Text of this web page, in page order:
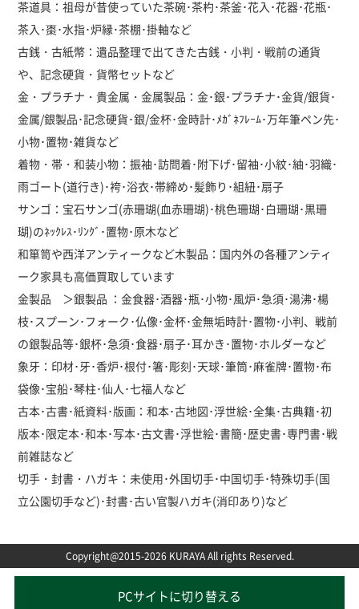
茶道具：祖母が昔使っていた茶碗･茶杓･茶釜･花入･花器･花瓶･
茶入･棗･水指･炉縁･茶棚･掛軸など
古銭・古紙幣：遺品整理で出てきた古銭・小判・戦前の通貨
や、記念硬貨・貨幣セットなど
金・プラチナ・貴金属・金属製品：金･銀･プラチナ･金貨/銀貨･
金属/銀製品･記念硬貨･銀/金杯･金時計･ﾒｶﾞﾈﾌﾚｰﾑ･万年筆ペン先･
小物･置物･雑貨など
着物・帯・和装小物：振袖･訪問着･附下げ･留袖･小紋･紬･羽織･
雨ゴート(道行き)･袴･浴衣･帯締め･髪飾り･組紐･扇子
サンゴ：宝石サンゴ(赤珊瑚(血赤珊瑚)･桃色珊瑚･白珊瑚･黒珊
瑚)のﾈｯｸﾚｽ･ﾘﾝｸﾞ･置物･原木など
和箪笥や西洋アンティークなど木製品：国内外の各種アンティ
ーク家具も高価買取しています
金製品 ＞銀製品 ：金食器･酒器･瓶･小物･風炉･急須･湯沸･楊
枝･スプーン･フォーク･仏像･金杯･金無垢時計･置物･小判、戦前
の銀製品等･銀杯･急須･食器･扇子･耳かき･置物･ホルダーなど
象牙：印材･牙･香炉･根付･箸･彫刻･天球･筆筒･麻雀牌･置物･布
袋像･宝船･琴柱･仙人･七福人など
古本･古書･紙資料･版画：和本･古地図･浮世絵･全集･古典籍･初
版本･限定本･和本･写本･古文書･浮世絵･書簡･歴史書･専門書･戦
前雑誌など
切手・封書・ハガキ：未使用･外国切手･中国切手･特殊切手(国
立公園切手など)･封書･古い官製ハガキ(消印あり)など
Copyright@2015-2026 KURAYA All rights Reserved.
PCサイトに切り替える